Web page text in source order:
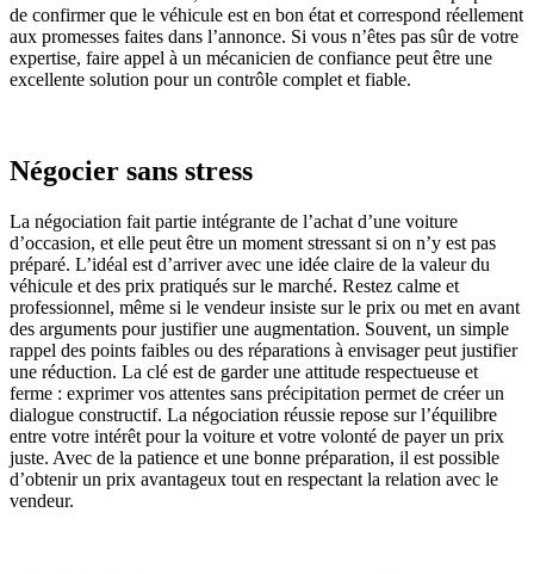
de confirmer que le véhicule est en bon état et correspond réellement
aux promesses faites dans l’annonce. Si vous n’êtes pas sûr de votre
expertise, faire appel à un mécanicien de confiance peut être une
excellente solution pour un contrôle complet et fiable.
Négocier sans stress
La négociation fait partie intégrante de l’achat d’une voiture
d’occasion, et elle peut être un moment stressant si on n’y est pas
préparé. L’idéal est d’arriver avec une idée claire de la valeur du
véhicule et des prix pratiqués sur le marché. Restez calme et
professionnel, même si le vendeur insiste sur le prix ou met en avant
des arguments pour justifier une augmentation. Souvent, un simple
rappel des points faibles ou des réparations à envisager peut justifier
une réduction. La clé est de garder une attitude respectueuse et
ferme : exprimer vos attentes sans précipitation permet de créer un
dialogue constructif. La négociation réussie repose sur l’équilibre
entre votre intérêt pour la voiture et votre volonté de payer un prix
juste. Avec de la patience et une bonne préparation, il est possible
d’obtenir un prix avantageux tout en respectant la relation avec le
vendeur.